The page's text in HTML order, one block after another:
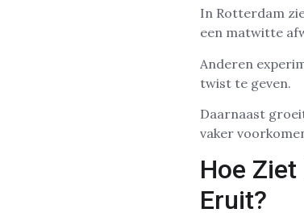
In Rotterdam
een matwitte
Anderen
twist te geven.
Daarnaast
vaker
Hoe
Eruit?